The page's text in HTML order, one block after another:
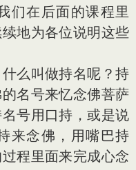
们在后面的课程里
地为各位说明这些
么叫做持名呢？持
名号来忆念佛菩萨
号用口持，或是说
来念佛，用嘴巴持
程里面来完成心念